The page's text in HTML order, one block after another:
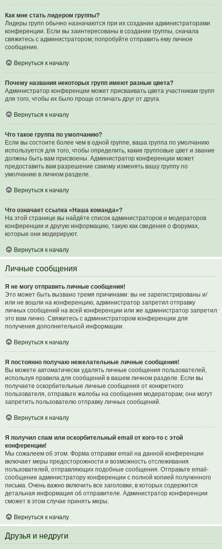
Как мне стать лидером группы?
Лидеры групп обычно назначаются при их создании администраторами
конференции. Если вы заинтересованы в создании группы, сначала
свяжитесь с администратором; попробуйте отправить ему личное
сообщение.
Вернуться к началу
Почему названия некоторых групп имеют разные цвета?
Администратор конференции может присваивать цвета участникам групп
для того, чтобы их было проще отличать друг от друга.
Вернуться к началу
Что такое группа по умолчанию?
Если вы состоите более чем в одной группе, ваша группа по умолчанию
используется для того, чтобы определить, какие групповые цвет и звание
должны быть вам присвоены. Администратор конференции может
предоставить вам разрешение самому изменять вашу группу по
умолчанию в личном разделе.
Вернуться к началу
Что означает ссылка «Наша команда»?
На этой странице вы найдёте список администраторов и модераторов
конференции и другую информацию, такую как сведения о форумах,
которые они модерируют.
Вернуться к началу
Личные сообщения
Я не могу отправить личные сообщения!
Это может быть вызвано тремя причинами: вы не зарегистрированы и/
или не вошли на конференцию, администратор запретил отправку
личных сообщений на всей конференции или же администратор запретил
это вам лично. Свяжитесь с администратором конференции для
получения дополнительной информации.
Вернуться к началу
Я постоянно получаю нежелательные личные сообщения!
Вы можете автоматически удалять личные сообщения пользователей,
используя правила для сообщений в вашем личном разделе. Если вы
получаете оскорбительные личные сообщения от конкретного
пользователя, отправьте жалобы на сообщения модераторам; они могут
запретить пользователю отправку личных сообщений.
Вернуться к началу
Я получил спам или оскорбительный email от кого-то с этой
конференции!
Мы сожалеем об этом. Форма отправки email на данной конференции
включает меры предосторожности и возможность отслеживания
пользователей, отправляющих подобные сообщения. Отправьте email-
сообщение администратору конференции с полной копией полученного
письма. Очень важно включить все заголовки, в которых содержится
детальная информация об отправителе. Администратор конференции
сможет в этом случае принять меры.
Вернуться к началу
Друзья и недруги